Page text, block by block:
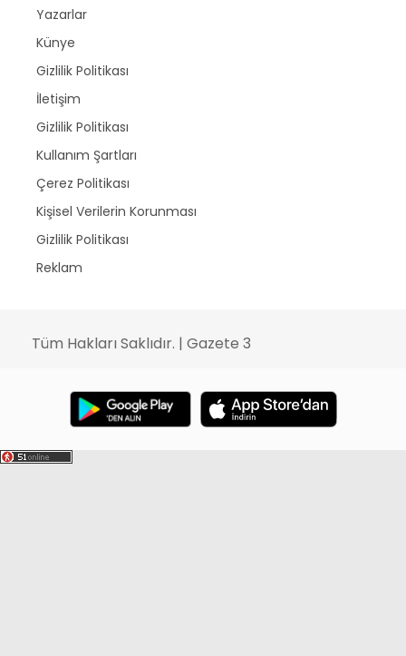
Yazarlar
Künye
Gizlilik Politikası
İletişim
Gizlilik Politikası
Kullanım Şartları
Çerez Politikası
Kişisel Verilerin Korunması
Gizlilik Politikası
Reklam
Tüm Hakları Saklıdır. | Gazete 3